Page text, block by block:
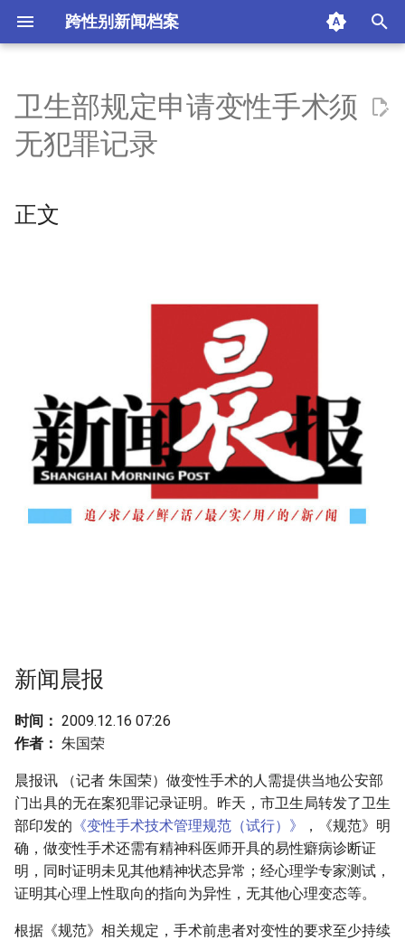
跨性别新闻档案
n
t
a
正文
摘要与附加信息
卫生部规定申请变性手术须
无犯罪记录
正文
新闻晨报
时间： 2009.12.16 07:26
作者： 朱国荣
晨报讯 （记者 朱国荣）做变性手术的人需提供当地公安部
门出具的无在案犯罪记录证明。昨天，市卫生局转发了卫生
部印发的 《变性手术技术管理规范（试行）》
，《规范》明
确，做变性手术还需有精神科医师开具的易性癖病诊断证
明，同时证明未见其他精神状态异常；经心理学专家测试，
证明其心理上性取向的指向为异性，无其他心理变态等。
根据《规范》相关规定，手术前患者对变性的要求至少持续